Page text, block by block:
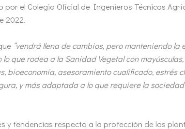
el Colegio Oficial de Ingenieros Técnicos
2022.
“vendrá llena de cambios, pero manteniendo
que rodea a la Sanidad Vegetal con
bioeconomía, asesoramiento cualificado,
y más adaptada a lo que requiere la
tendencias respecto a la protección de las